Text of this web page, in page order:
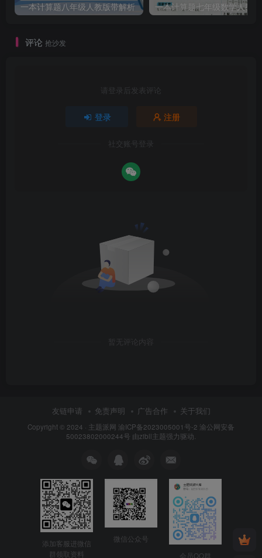
一本计算题八年级人教版带解析 一本计算题七年级数学人教版
评论 抢沙发
请登录后发表评论
登录 注册
社交账号登录
暂无评论内容
友链申请 免责声明 广告合作 关于我们
Copyright © 2024 · 主题派网 渝ICP备2023005001号-2 渝公网安备
50023802000244号 由zibll主题强力驱动.
添加客服进微信
群领取资料
微信公众号
会员QQ群